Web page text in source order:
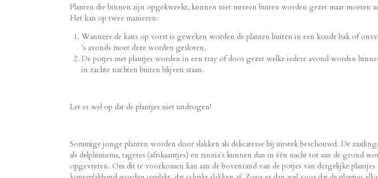
Planten die binnen zijn opgekweekt, kunnen niet meteen buiten worden gezet maar moeten
Het kan op twee manieren:
Wanneer de kans op vorst is geweken worden de planten buiten in een koude bak of
's avonds moet deze worden gesloten.
De potjes met plantjes worden in een tray of doos gezet welke iedere avond worden
in zachte nachten buiten blijven staan.
Let er wel op dat de plantjes niet uitdrogen!
Sommige jonge planten worden door slakken als delicatesse bij uitstek beschouwd. De
als delphiniums, tagetes (afrikaantjes) en zinnia's kunnen dan in één nacht tot aan de grond
opgevreten. Om dit te voorkomen kan aan de bovenrand van de potjes van dergelijke plantjes